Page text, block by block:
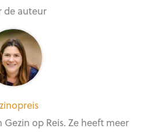
de auteur
op Reis. Ze heeft meer